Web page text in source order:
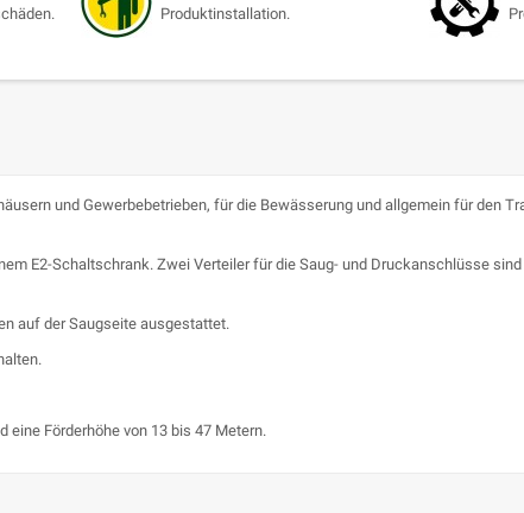
Produktinstallation.
und Gewerbebetrieben, für die Bewässerung und allgemein für den
E2-Schaltschrank. Zwei Verteiler für die Saug- und Druckanschlüsse
auf der Saugseite ausgestattet.
eine Förderhöhe von 13 bis 47 Metern.